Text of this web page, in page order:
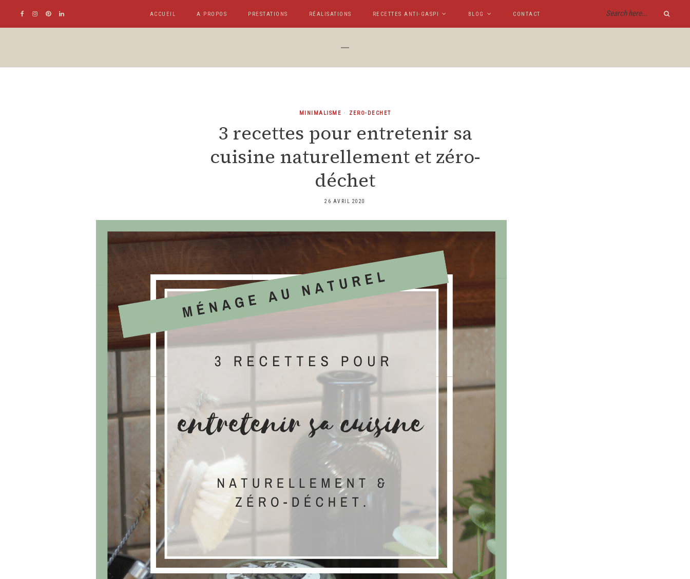
ACCUEIL A PROPOS PRESTATIONS RÉALISATIONS RECETTES ANTI-GASPI BLOG CONTACT
MINIMALISME • ZERO-DECHET
3 recettes pour entretenir sa
cuisine naturellement et zéro-
déchet
26 AVRIL 2020